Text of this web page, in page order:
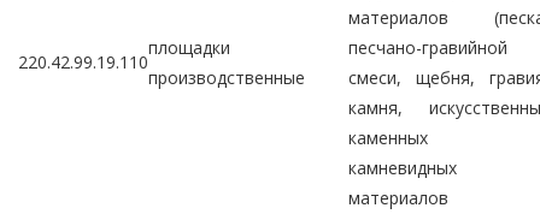
220.42.99.19.110
площадки
производственные
материалов
песчано-гравийной
смеси, щебня,
камня,
каменных
камневидных
материалов